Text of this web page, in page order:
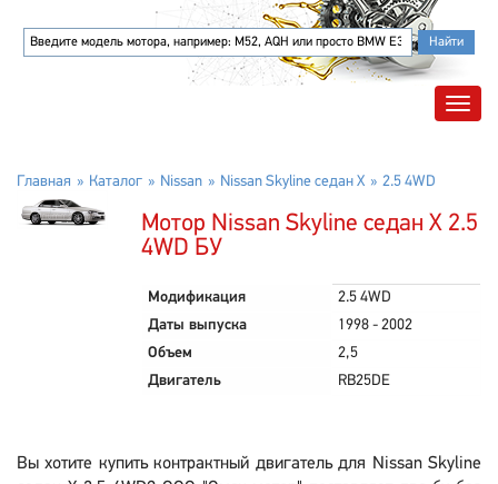
Главная Каталог Nissan Nissan Skyline седан X 2.5 4WD
Мотор Nissan Skyline седан X 2.5
4WD БУ
Модификация
2.5 4WD
Даты выпуска
1998 - 2002
Объем
2,5
Двигатель
RB25DE
Вы хотите купить контрактный двигатель для Nissan Skyline